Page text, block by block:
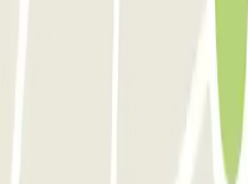
à proximité Notre-
Zenpark